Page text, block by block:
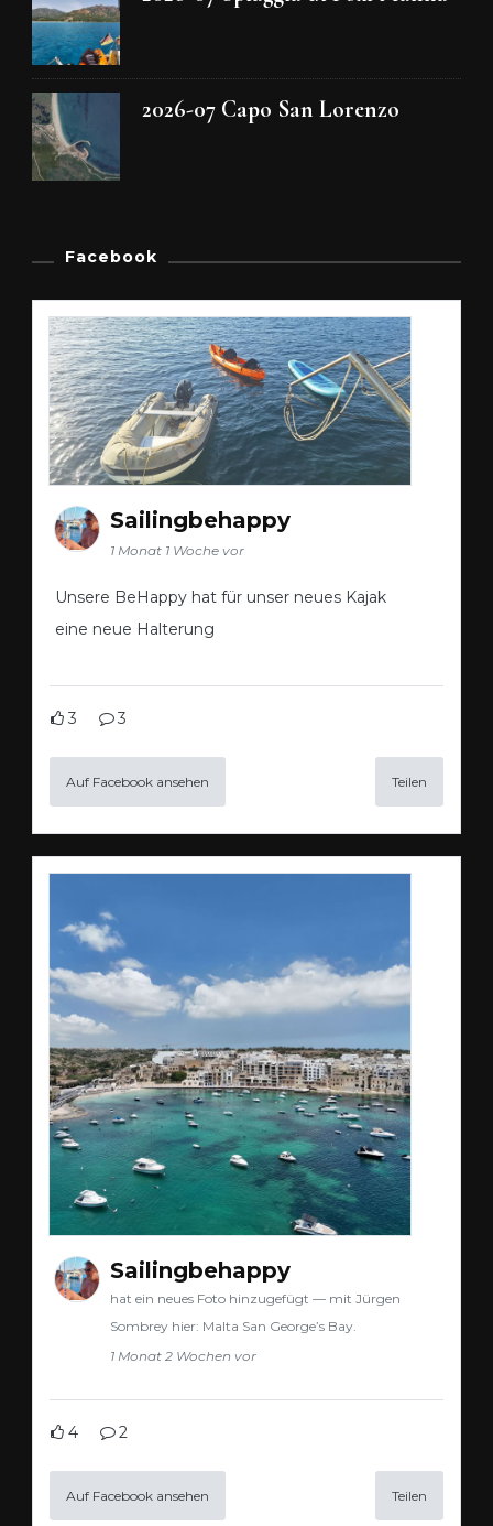
2026-07 Capo San Lorenzo
Facebook
Sailingbehappy
1 Monat 1 Woche vor
Unsere BeHappy hat für unser neues Kajak
eine neue Halterung
3 3
Auf Facebook ansehen Teilen
Sailingbehappy
hat ein neues Foto hinzugefügt — mit Jürgen
Sombrey hier: Malta San George’s Bay.
1 Monat 2 Wochen vor
4 2
Auf Facebook ansehen Teilen